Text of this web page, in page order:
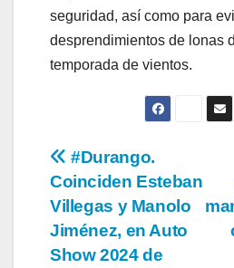
seguridad, así como para
desprendimientos de lonas
temporada de vientos.
Navegación
de
entradas
#Durango.
Coinciden Esteban
Villegas y Manolo
Jiménez, en Auto
Show 2024 de